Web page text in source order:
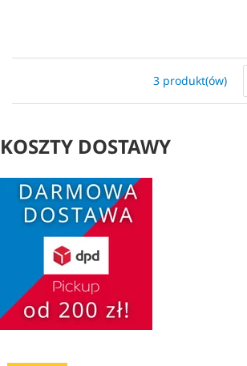
3 produkt(ów)
KOSZTY DOSTAWY